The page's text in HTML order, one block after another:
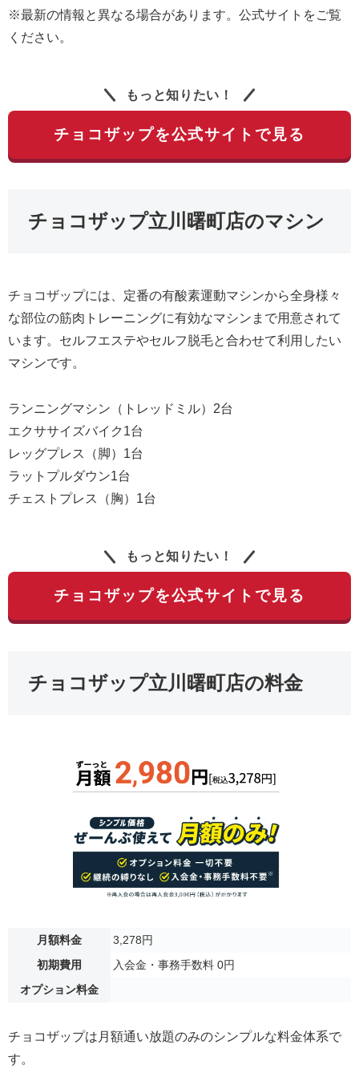
※最新の情報と異なる場合があります。公式サイトをご覧
ください。
もっと知りたい！
チョコザップを公式サイトで見る
チョコザップ立川曙町店のマシン
チョコザップには、定番の有酸素運動マシンから全身様々
な部位の筋肉トレーニングに有効なマシンまで用意されて
います。セルフエステやセルフ脱毛と合わせて利用したい
マシンです。
ランニングマシン（トレッドミル）2台
エクササイズバイク1台
レッグプレス（脚）1台
ラットプルダウン1台
チェストプレス（胸）1台
もっと知りたい！
チョコザップを公式サイトで見る
チョコザップ立川曙町店の料金
月額料金
3,278円
初期費用
入会金・事務手数料 0円
オプション料金
チョコザップは月額通い放題のみのシンプルな料金体系で
す。